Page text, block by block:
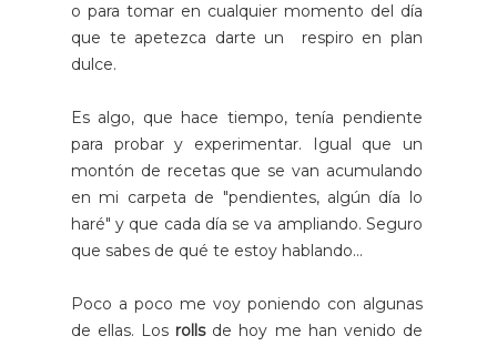
o para tomar en cualquier momento del día
que te apetezca darte un respiro en plan
dulce.
Es algo, que hace tiempo, tenía pendiente
para probar y experimentar. Igual que un
montón de recetas que se van acumulando
en mi carpeta de "pendientes, algún día lo
haré" y que cada día se va ampliando. Seguro
que sabes de qué te estoy hablando...
Poco a poco me voy poniendo con algunas
de ellas. Los rolls de hoy me han venido de